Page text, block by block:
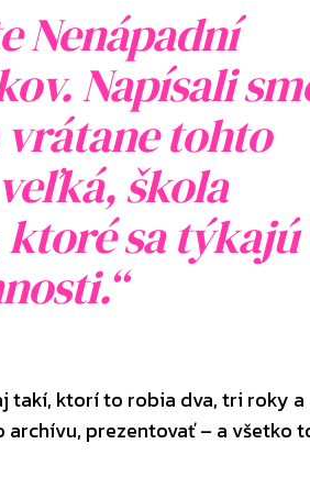
Nenápadní
Napísali
vrátane tohto
škola
sa týkajú
takí, ktorí to robia dva, tri roky
archívu, prezentovať – a všetko